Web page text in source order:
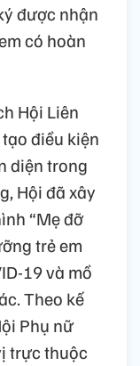
được nhận
có hoàn
Hội Liên
điều kiện
diện trong
Hội đã xây
“Mẹ đỡ
trẻ em
19 và mồ
Theo kế
Phụ nữ
trực thuộc